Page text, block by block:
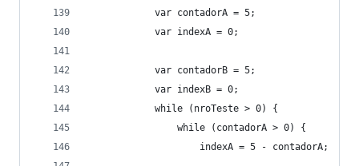
            var contadorA = 5;
            var indexA = 0;
            var contadorB = 5;
            var indexB = 0;
while (nroTeste > 0) {
while (contadorA > 0) {
                    indexA = 5 - contadorA;